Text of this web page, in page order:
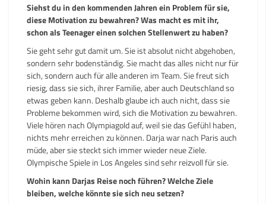
Siehst du in den kommenden Jahren ein Problem für sie,
diese Motivation zu bewahren? Was macht es mit ihr,
schon als Teenager einen solchen Stellenwert zu haben?
Sie geht sehr gut damit um. Sie ist absolut nicht abgehoben,
sondern sehr bodenständig. Sie macht das alles nicht nur für
sich, sondern auch für alle anderen im Team. Sie freut sich
riesig, dass sie sich, ihrer Familie, aber auch Deutschland so
etwas geben kann. Deshalb glaube ich auch nicht, dass sie
Probleme bekommen wird, sich die Motivation zu bewahren.
Viele hören nach Olympiagold auf, weil sie das Gefühl haben,
nichts mehr erreichen zu können. Darja war nach Paris auch
müde, aber sie steckt sich immer wieder neue Ziele.
Olympische Spiele in Los Angeles sind sehr reizvoll für sie.
Wohin kann Darjas Reise noch führen? Welche Ziele
bleiben, welche könnte sie sich neu setzen?